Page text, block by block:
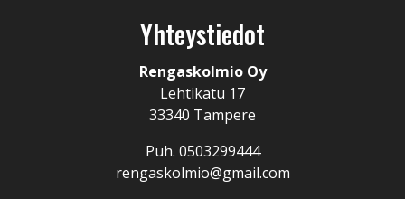
Yhteystiedot
Rengaskolmio Oy
Lehtikatu 17
33340 Tampere
Puh. 0503299444
rengaskolmio@gmail.com